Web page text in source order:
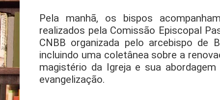
Pela manhã, os bispos
realizados pela Comissão Episcopal
CNBB organizada pelo arcebispo de
incluindo uma coletânea sobre a
magistério da Igreja e sua
evangelização.